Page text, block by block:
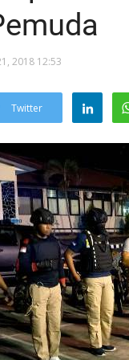
2018 12:53
Twitter